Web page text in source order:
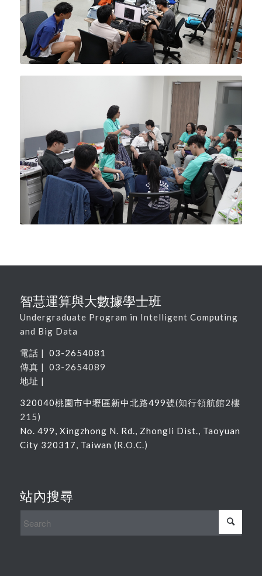
智慧運算與大數據學士班
Undergraduate Program in Intelligent Computing
and Big Data
電話 | 03-2654081
傳真 | 03-2654089
地址 |
320040桃園市中壢區新中北路499號(知行領航館2樓
215)
No. 499, Xingzhong N. Rd., Zhongli Dist., Taoyuan
City 320317, Taiwan (R.O.C.)
站內搜尋